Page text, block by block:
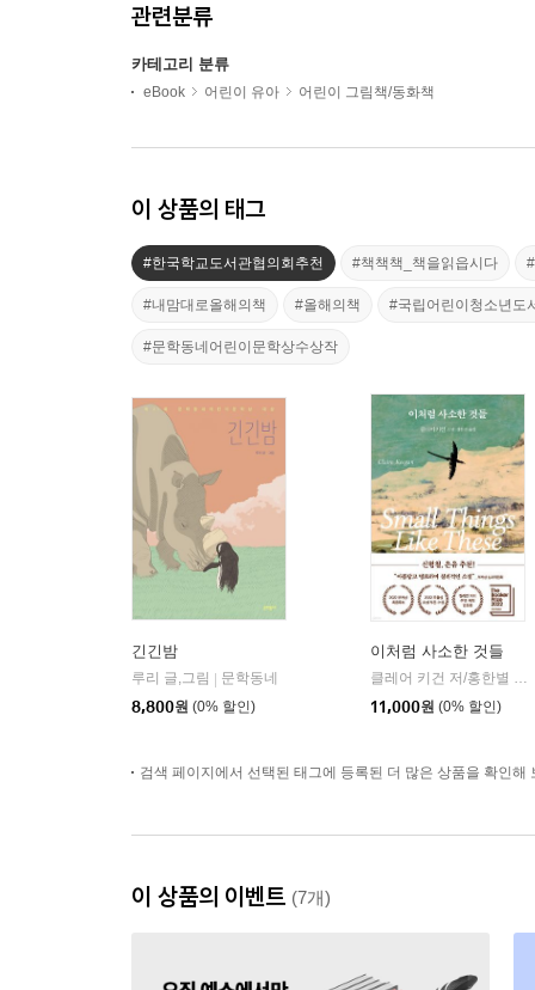
관련분류
카테고리 분류
eBook 어린이 유아 어린이 그림책/동화책
이 상품의 태그
#한국학교도서관협의회추천 #책책책_책을읽읍시다
#내맘대로올해의책 #올해의책 #국립어린이청소년도
#문학동네어린이문학상수상작
긴긴밤
루리 글,그림
문학동네
8,800원 (0% 할인)
이처럼 사소한 것들
클레어 키건 저/홍한별 역
11,000원 (0% 할인)
검색 페이지에서 선택된 태그에 등록된 더 많은 상품을 확인해
이 상품의 이벤트 (7개)